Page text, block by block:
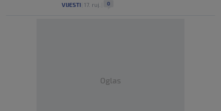
VIJESTI 17. ruj. 0
Oglas